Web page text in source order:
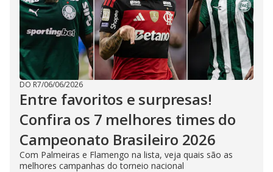
DO R7/06/06/2026
Entre favoritos e surpresas!
Confira os 7 melhores times do
Campeonato Brasileiro 2026
Com Palmeiras e Flamengo na lista, veja quais são as
melhores campanhas do torneio nacional